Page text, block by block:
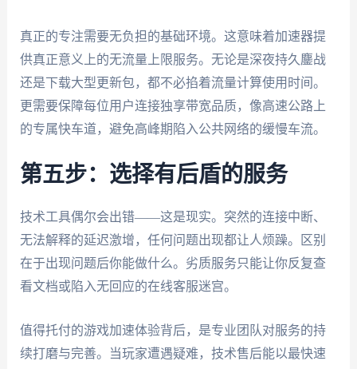
真正的专注需要无负担的基础环境。这意味着加速器提
供真正意义上的无流量上限服务。无论是深夜持久鏖战
还是下载大型更新包，都不必掐着流量计算使用时间。
更需要保障每位用户连接独享带宽品质，像高速公路上
的专属快车道，避免高峰期陷入公共网络的缓慢车流。
第五步：选择有后盾的服务
技术工具偶尔会出错——这是现实。突然的连接中断、
无法解释的延迟激增，任何问题出现都让人烦躁。区别
在于出现问题后你能做什么。劣质服务只能让你反复查
看文档或陷入无回应的在线客服迷宫。
值得托付的游戏加速体验背后，是专业团队对服务的持
续打磨与完善。当玩家遭遇疑难，技术售后能以最快速